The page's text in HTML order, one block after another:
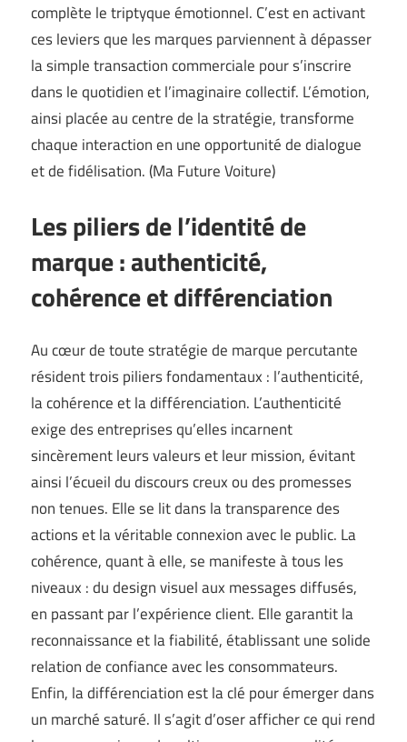
complète le triptyque émotionnel. C’est en activant
ces leviers que les marques parviennent à dépasser
la simple transaction commerciale pour s’inscrire
dans le quotidien et l’imaginaire collectif. L’émotion,
ainsi placée au centre de la stratégie, transforme
chaque interaction en une opportunité de dialogue
et de fidélisation. (Ma Future Voiture)
Les piliers de l’identité de
marque : authenticité,
cohérence et différenciation
Au cœur de toute stratégie de marque percutante
résident trois piliers fondamentaux : l’authenticité,
la cohérence et la différenciation. L’authenticité
exige des entreprises qu’elles incarnent
sincèrement leurs valeurs et leur mission, évitant
ainsi l’écueil du discours creux ou des promesses
non tenues. Elle se lit dans la transparence des
actions et la véritable connexion avec le public. La
cohérence, quant à elle, se manifeste à tous les
niveaux : du design visuel aux messages diffusés,
en passant par l’expérience client. Elle garantit la
reconnaissance et la fiabilité, établissant une solide
relation de confiance avec les consommateurs.
Enfin, la différenciation est la clé pour émerger dans
un marché saturé. Il s’agit d’oser afficher ce qui rend